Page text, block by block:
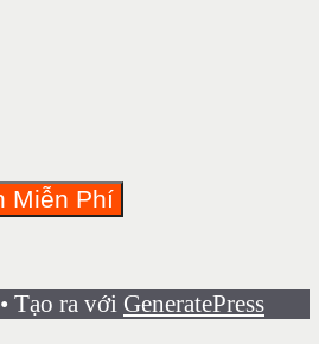
• Tạo ra với GeneratePress